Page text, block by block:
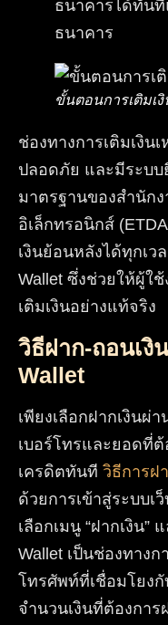
ธนาคารได้ทัน
ธนาคาร
ขั้นตอนการเติมเงิ
ช่องทางการเติมเงิน
ปลอดภัย และมีระบ
มาตรฐานของสำนัก
อิเล็กทรอนิกส์
เงินย้อนหลังได้ทุกเว
Wallet ซึ่งช่วยให้ผู้ใ
เติมเงินอย่างแท้จริง
วิธีฝาก-ถอนเงิ
Wallet
เพียงเลือกฝากเงินผ่
เบอร์โทรและยอดที่ต้
เครดิตทันที วิธีการฝ
ด้วยการเข้าสู่ระบบ
เลือกเมนู “ฝากเงิน”
Wallet เป็นช่องทางก
โทรศัพท์ที่เชื่อมโยง
จำนวนเงินที่ต้องกา